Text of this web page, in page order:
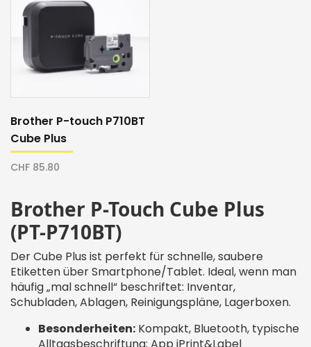
Brother P-touch P710BT
Cube Plus
CHF 85.80
Brother P-Touch Cube Plus
(PT-P710BT)
Der Cube Plus ist perfekt für schnelle, saubere
Etiketten über Smartphone/Tablet. Ideal, wenn man
häufig „mal schnell“ beschriftet: Inventar,
Schubladen, Ablagen, Reinigungspläne, Lagerboxen.
Besonderheiten: Kompakt, Bluetooth, typische